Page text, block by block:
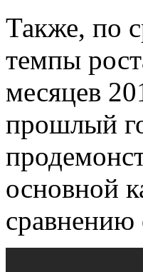
Также, по
темпы
месяцев
прошлый
основной